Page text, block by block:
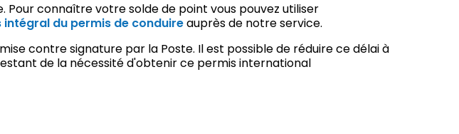
connaître votre solde de point vous pouvez utiliser
du permis de conduireauprès de notre service.
contre signature par la Poste. Il est possible de réduire ce délai à
de la nécessité d'obtenir ce permis international